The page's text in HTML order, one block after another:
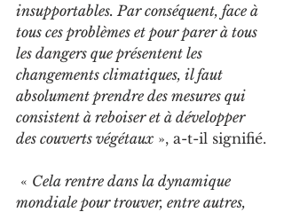
insupportables. Par conséquent, face à
tous ces problèmes et pour parer à tous
les dangers que présentent les
changements climatiques, il faut
absolument prendre des mesures qui
consistent à reboiser et à développer
des couverts végétaux », a-t-il signifié.
« Cela rentre dans la dynamique
mondiale pour trouver, entre autres,